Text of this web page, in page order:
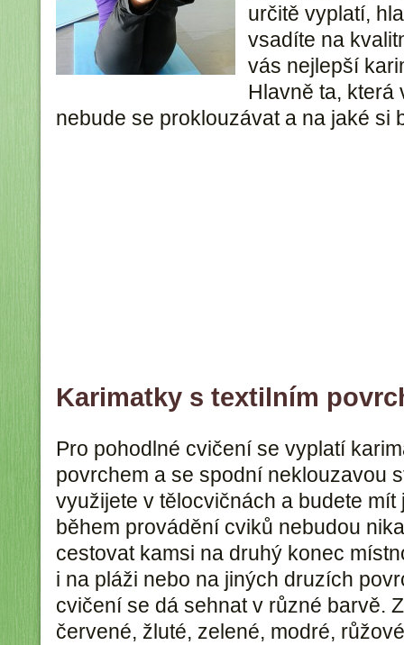
určitě vyplatí,
vsadíte na
vás nejlepší
Hlavně ta, která
nebude se proklouzávat a na jaké si
Karimatky s textilním
Pro pohodlné cvičení se vyplatí
povrchem a se spodní neklouzavou
využijete v tělocvičnách a budete mít
během provádění cviků nebudou
cestovat kamsi na druhý konec
i na pláži nebo na jiných druzích
cvičení se dá sehnat v různé barvě.
červené, žluté, zelené, modré,